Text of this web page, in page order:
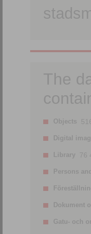
The
Objects
Digital
Library 76
Persons
Dokument
Gatu- och